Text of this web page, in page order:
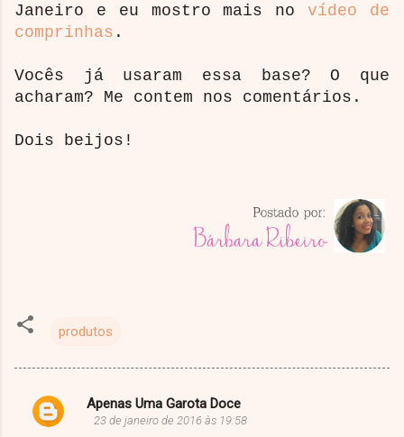
Janeiro e eu mostro mais novídeo de
comprinhas .
Vocês já usaram essa base? O que
acharam? Me contem nos comentários.
Dois beijos!
produtos
C
Apenas Uma Garota Doce
23 de janeiro de 2016 às 19:58